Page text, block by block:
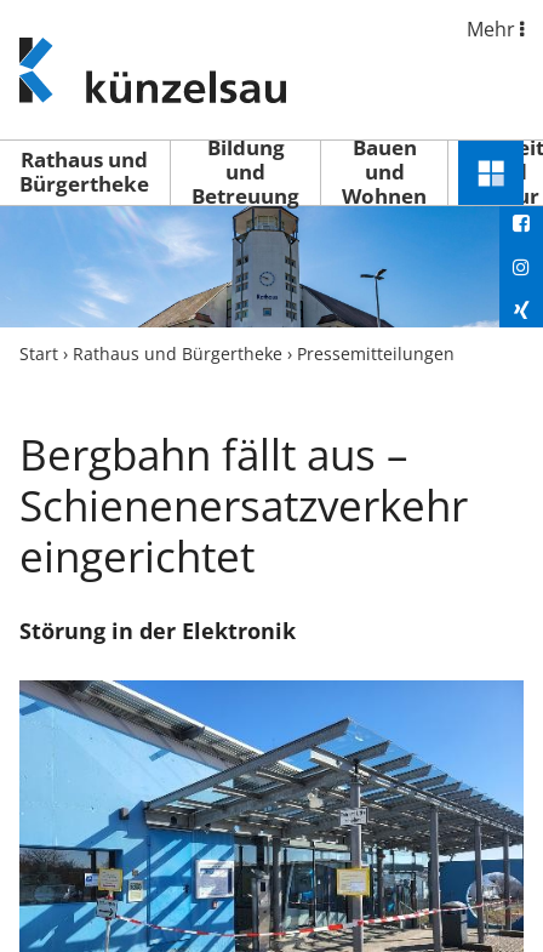
www.kuenzelsau.de
(zur
Startseite)
Mehr
Rathaus und
Bürgertheke
Bildung
und
Betreuung
Bauen
und
Wohnen
Freizeit
und
Kultur
Menü
Start › Rathaus und Bürgertheke › Pressemitteilungen
Bergbahn fällt aus –
Schienenersatzverkehr
eingerichtet
Störung in der Elektronik